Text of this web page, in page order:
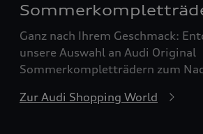
Ganz nach Ihrem Geschmack:
unsere Auswahl an Audi Original
Sommerkompletträdern zum
Zur Audi Shopping World